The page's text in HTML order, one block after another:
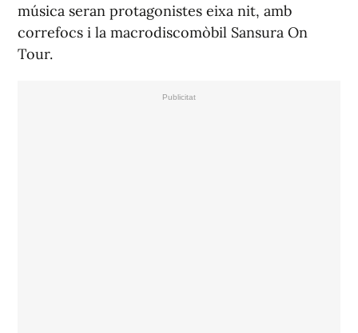
música seran protagonistes eixa nit, amb
correfocs i la macrodiscomòbil Sansura On
Tour.